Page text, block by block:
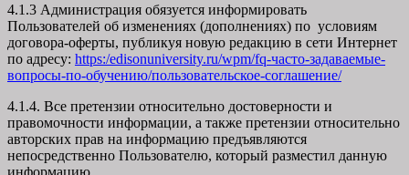
4.1.3 Администрация обязуется информировать
Пользователей об изменениях (дополнениях) по условиям
договора-оферты, публикуя новую редакцию в сети Интернет
по адресу: https:/edisonuniversity.ru/wpm/fq-часто-задаваемые-
вопросы-по-обучению/пользовательское-соглашение/
4.1.4. Все претензии относительно достоверности и
правомочности информации, а также претензии относительно
авторских прав на информацию предъявляются
непосредственно Пользователю, который разместил данную
информацию.